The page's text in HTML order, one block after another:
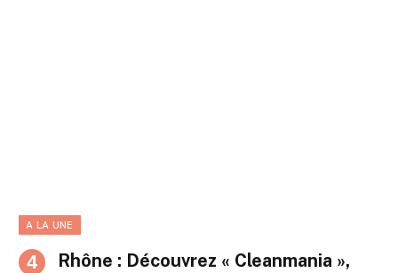
A LA UNE
Rhône : Découvrez « Cleanmania »,